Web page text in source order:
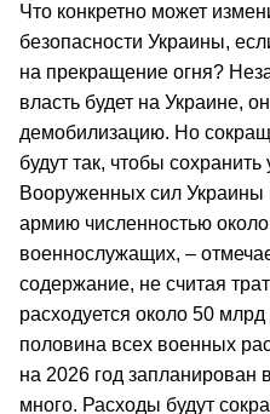
Что конкретно может
безопасности Украины,
на прекращение огня?
власть будет на Украине,
демобилизацию. Но
будут так, чтобы
Вооруженных сил Украины
армию численностью
военнослужащих, –
содержание, не считая
расходуется около 50
половина всех военных
на 2026 год запланирован
много. Расходы будут